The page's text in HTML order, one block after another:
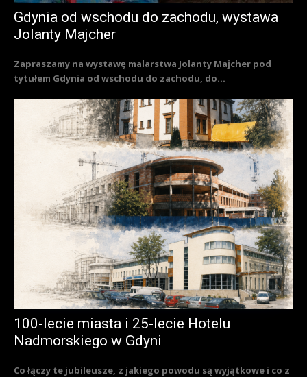
Gdynia od wschodu do zachodu, wystawa
Jolanty Majcher
Zapraszamy na wystawę malarstwa Jolanty Majcher pod
tytułem Gdynia od wschodu do zachodu, do...
100-lecie miasta i 25-lecie Hotelu
Nadmorskiego w Gdyni
Co łączy te jubileusze, z jakiego powodu są wyjątkowe i co z